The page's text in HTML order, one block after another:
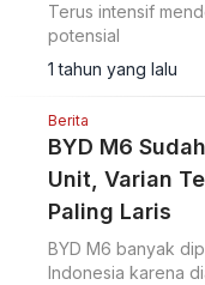
Terus intensif
potensial
1 tahun yang lalu
Berita
BYD M6
Unit, Varian
Paling Laris
BYD M6 banyak
Indonesia karena